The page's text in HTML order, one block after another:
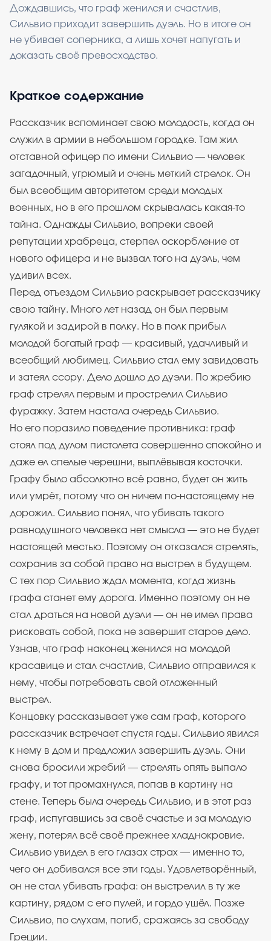
Дождавшись, что граф женился и счастлив,
Сильвио приходит завершить дуэль. Но в итоге он
не убивает соперника, а лишь хочет напугать и
доказать своё превосходство.
Краткое содержание
Рассказчик вспоминает свою молодость, когда он
служил в армии в небольшом городке. Там жил
отставной офицер по имени Сильвио — человек
загадочный, угрюмый и очень меткий стрелок. Он
был всеобщим авторитетом среди молодых
военных, но в его прошлом скрывалась какая-то
тайна. Однажды Сильвио, вопреки своей
репутации храбреца, стерпел оскорбление от
нового офицера и не вызвал того на дуэль, чем
удивил всех.
Перед отъездом Сильвио раскрывает рассказчику
свою тайну. Много лет назад он был первым
гулякой и задирой в полку. Но в полк прибыл
молодой богатый граф — красивый, удачливый и
всеобщий любимец. Сильвио стал ему завидовать
и затеял ссору. Дело дошло до дуэли. По жребию
граф стрелял первым и прострелил Сильвио
фуражку. Затем настала очередь Сильвио.
Но его поразило поведение противника: граф
стоял под дулом пистолета совершенно спокойно и
даже ел спелые черешни, выплёвывая косточки.
Графу было абсолютно всё равно, будет он жить
или умрёт, потому что он ничем по-настоящему не
дорожил. Сильвио понял, что убивать такого
равнодушного человека нет смысла — это не будет
настоящей местью. Поэтому он отказался стрелять,
сохранив за собой право на выстрел в будущем.
С тех пор Сильвио ждал момента, когда жизнь
графа станет ему дорога. Именно поэтому он не
стал драться на новой дуэли — он не имел права
рисковать собой, пока не завершит старое дело.
Узнав, что граф наконец женился на молодой
красавице и стал счастлив, Сильвио отправился к
нему, чтобы потребовать свой отложенный
выстрел.
Концовку рассказывает уже сам граф, которого
рассказчик встречает спустя годы. Сильвио явился
к нему в дом и предложил завершить дуэль. Они
снова бросили жребий — стрелять опять выпало
графу, и тот промахнулся, попав в картину на
стене. Теперь была очередь Сильвио, и в этот раз
граф, испугавшись за своё счастье и за молодую
жену, потерял всё своё прежнее хладнокровие.
Сильвио увидел в его глазах страх — именно то,
чего он добивался все эти годы. Удовлетворённый,
он не стал убивать графа: он выстрелил в ту же
картину, рядом с его пулей, и гордо ушёл. Позже
Сильвио, по слухам, погиб, сражаясь за свободу
Греции.